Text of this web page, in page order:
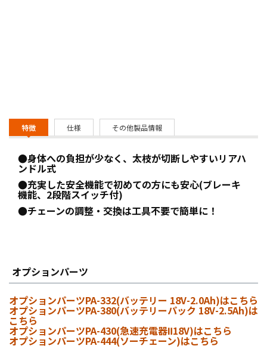
特徴 仕様 その他製品情報
●身体への負担が少なく、太枝が切断しやすいリアハ
ンドル式
●充実した安全機能で初めての方にも安心(ブレーキ
機能、2段階スイッチ付)
●チェーンの調整・交換は工具不要で簡単に！
オプションパーツ
オプションパーツPA-332(バッテリー 18V-2.0Ah)はこちら
オプションパーツPA-380(バッテリーパック 18V-2.5Ah)は
こちら
オプションパーツPA-430(急速充電器Ⅱ18V)はこちら
オプションパーツPA-444(ソーチェーン)はこちら